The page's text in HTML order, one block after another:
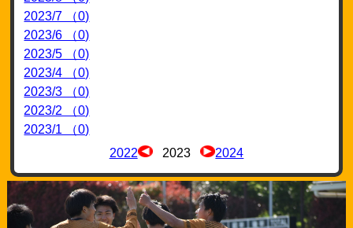
2023/7 （0)
2023/6 （0)
2023/5 （0)
2023/4 （0)
2023/3 （0)
2023/2 （0)
2023/1 （0)
2022
2023 2024